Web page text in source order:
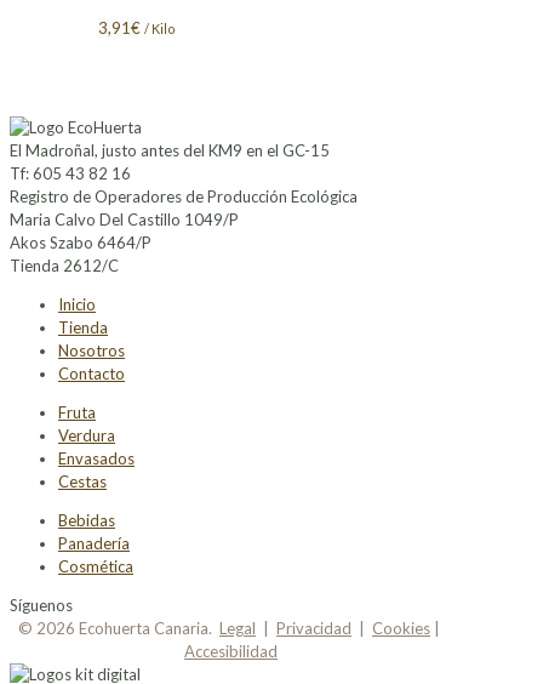
3,91€ / Kilo
El Madroñal, justo antes del KM9 en el GC-15
Tf: 605 43 82 16
Registro de Operadores de Producción Ecológica
Maria Calvo Del Castillo 1049/P
Akos Szabo 6464/P
Tienda 2612/C
Inicio
Tienda
Nosotros
Contacto
Fruta
Verdura
Envasados
Cestas
Bebidas
Panadería
Cosmética
Síguenos
© 2026 Ecohuerta Canaria. Legal Privacidad Cookies
Accesibilidad